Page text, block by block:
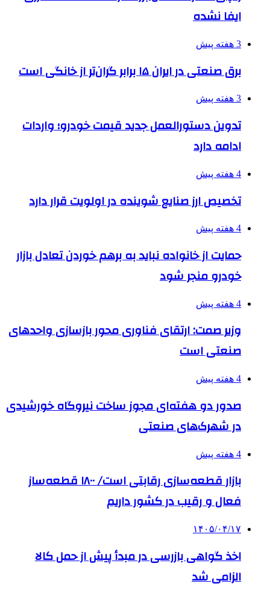
ایفا نشده
3 هفته پیش
برق صنعتی در ایران ۱۵ برابر گران‌تر از خانگی است
3 هفته پیش
تدوین دستورالعمل جدید قیمت خودرو؛ واردات
ادامه دارد
4 هفته پیش
تخصیص ارز صنایع شوینده در اولویت قرار دارد
4 هفته پیش
حمایت از خانواده نباید به برهم خوردن تعادل بازار
خودرو منجر شود
4 هفته پیش
وزیر صمت: ارتقای فناوری محور بازسازی واحدهای
صنعتی است
4 هفته پیش
صدور دو هفته‌ای مجوز ساخت نیروگاه خورشیدی
در شهرک‌های صنعتی
4 هفته پیش
بازار قطعه‌سازی رقابتی است/ ۱۸۰۰ قطعه‌ساز
فعال و رقیب در کشور داریم
۱۴۰۵/۰۴/۱۷
اخذ گواهی بازرسی در مبدأ پیش از حمل کالا
الزامی شد